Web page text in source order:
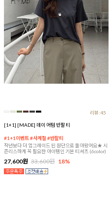
리뷰:45
[1+1] [MADE] 데이 어텀 반팔 티
#1+1이벤트 #사계절 #반팔티
작년보다 더 업그레이드 된 원단으로 돌아왔어요★ 시
즌리스하게 꼭 필요한 아이템인 기본 티셔츠 (6color)
27,600원 33,600원 18%